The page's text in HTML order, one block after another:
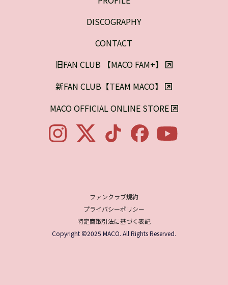
DISCOGRAPHY
CONTACT
旧FAN CLUB 【MACO FAM+】
新FAN CLUB【TEAM MACO】
MACO OFFICIAL ONLINE STORE 
ファンクラブ規約
プライバシーポリシー
特定商取引法に基づく表記
Copyright ©2025 MACO. All Rights Reserved.